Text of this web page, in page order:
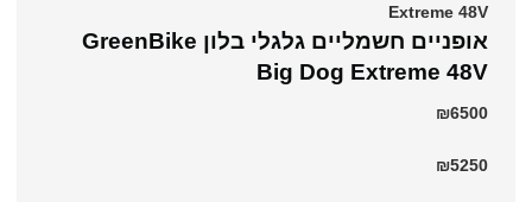
אופניים חשמליים גלגלי בלון GreenBike
Big Dog Extreme 48V
₪6500
₪5250